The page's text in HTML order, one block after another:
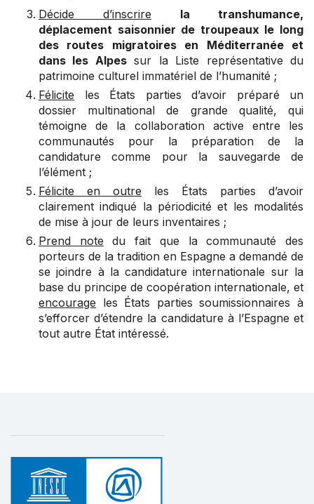
Décide d’inscrire
la transhumance,
déplacement saisonnier de troupeaux le long
des routes migratoires en Méditerranée et
dans les Alpessur la Liste représentative du
patrimoine culturel immatériel de l’humanité ;
Félicite les États parties d’avoir préparé un
dossier multinational de grande qualité, qui
témoigne de la collaboration active entre les
communautés pour la préparation de la
candidature comme pour la sauvegarde de
l’élément ;
Félicite en outre les États parties d’avoir
clairement indiqué la périodicité et les modalités
de mise à jour de leurs inventaires ;
Prend note du fait que la communauté des
porteurs de la tradition en Espagne a demandé de
se joindre à la candidature internationale sur la
base du principe de coopération internationale, et
encourage les États parties soumissionnaires à
s’efforcer d’étendre la candidature à l’Espagne et
tout autre État intéressé.